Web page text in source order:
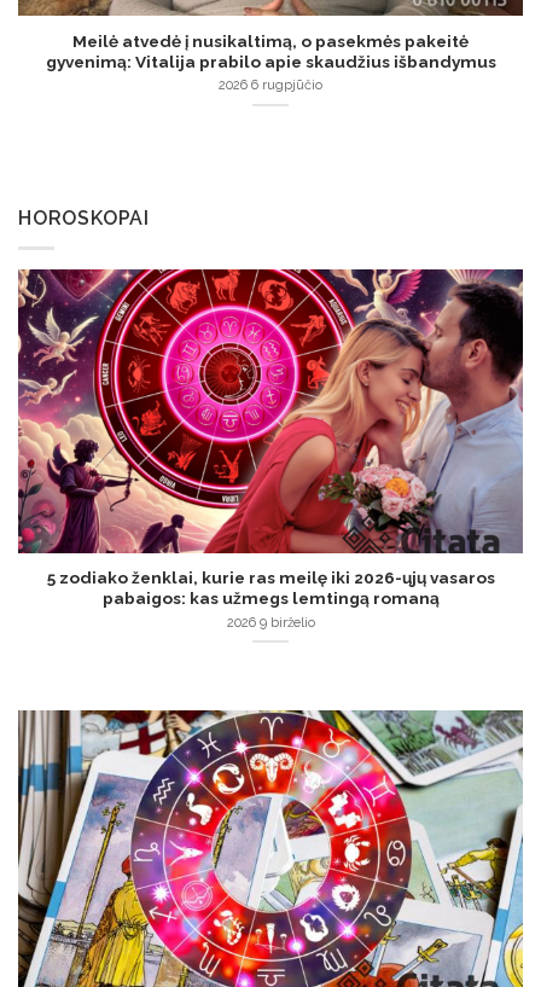
Meilė atvedė į nusikaltimą, o pasekmės pakeitė
gyvenimą: Vitalija prabilo apie skaudžius išbandymus
2026 6 rugpjūčio
HOROSKOPAI
5 zodiako ženklai, kurie ras meilę iki 2026-ųjų vasaros
pabaigos: kas užmegs lemtingą romaną
2026 9 birželio